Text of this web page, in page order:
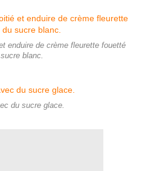
enduire de crème fleurette fouetté
blanc.
du sucre glace.